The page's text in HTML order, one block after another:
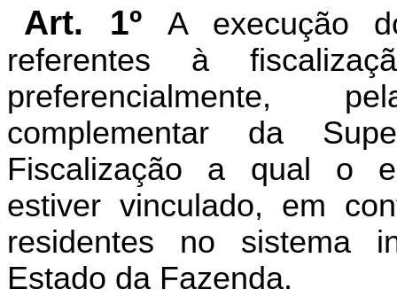
Art. 1º
A execução
referentes à
preferencialmente,
complementar da
Fiscalização a qual o
estiver vinculado, em
residentes no sistema
Estado da Fazenda.